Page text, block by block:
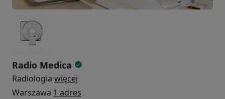
Radio Medica
Radiologia więcej
Warszawa 1 adres